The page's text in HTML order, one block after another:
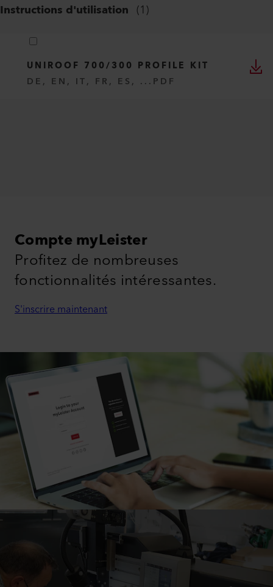
Instructions d'utilisation (1)
UNIROOF 700/300 PROFILE KIT
DE, EN, IT, FR, ES, ... PDF
Compte myLeister
Profitez de nombreuses
fonctionnalités intéressantes.
S'inscrire maintenant